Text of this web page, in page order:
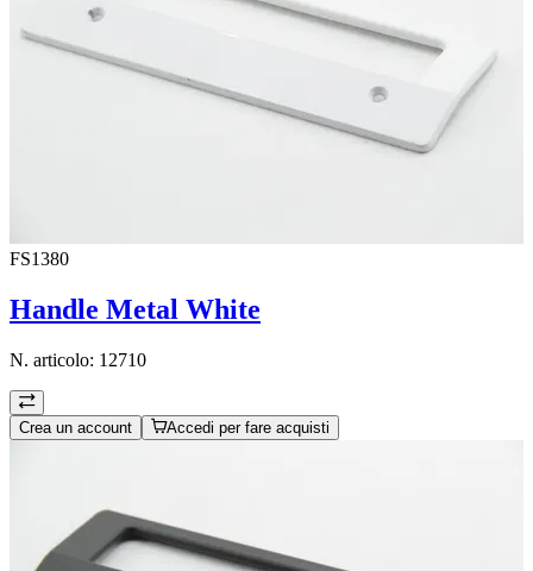
FS1380
Handle Metal White
N. articolo: 12710
Crea un account Accedi per fare acquisti